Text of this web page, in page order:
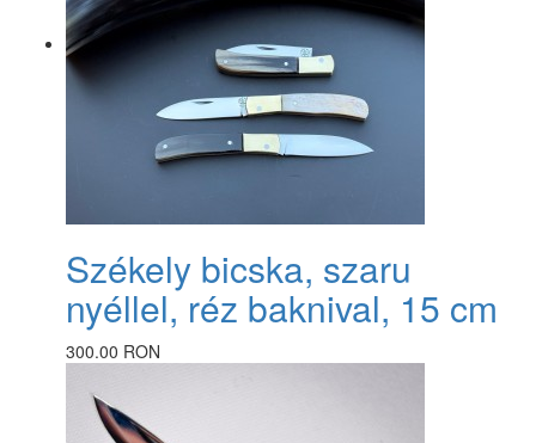
Székely bicska, szaru
nyéllel, réz baknival, 15 cm
300.00 RON